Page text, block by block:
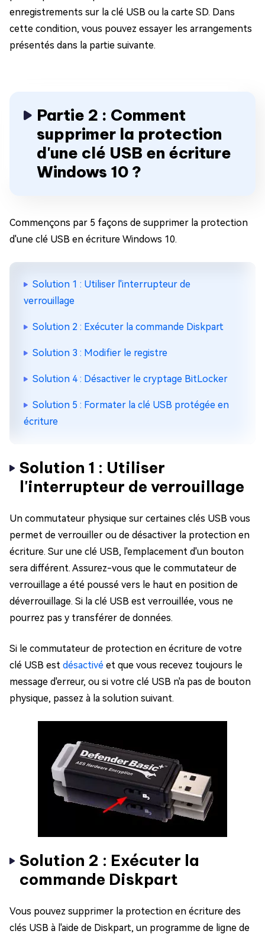
enregistrements sur la clé USB ou la carte SD. Dans
cette condition, vous pouvez essayer les arrangements
présentés dans la partie suivante.
Partie 2 : Comment
supprimer la protection
d'une clé USB en écriture
Windows 10 ?
Commençons par 5 façons de supprimer la protection
d'une clé USB en écriture Windows 10.
Solution 1 : Utiliser l'interrupteur de
verrouillage
Solution 2 : Exécuter la commande Diskpart
Solution 3 : Modifier le registre
Solution 4 : Désactiver le cryptage BitLocker
Solution 5 : Formater la clé USB protégée en
écriture
Solution 1 : Utiliser
l'interrupteur de verrouillage
Un commutateur physique sur certaines clés USB vous
permet de verrouiller ou de désactiver la protection en
écriture. Sur une clé USB, l'emplacement d'un bouton
sera différent. Assurez-vous que le commutateur de
verrouillage a été poussé vers le haut en position de
déverrouillage. Si la clé USB est verrouillée, vous ne
pourrez pas y transférer de données.
Si le commutateur de protection en écriture de votre
clé USB est désactivé et que vous recevez toujours le
message d'erreur, ou si votre clé USB n'a pas de bouton
physique, passez à la solution suivant.
Solution 2 : Exécuter la
commande Diskpart
Vous pouvez supprimer la protection en écriture des
clés USB à l'aide de Diskpart, un programme de ligne de